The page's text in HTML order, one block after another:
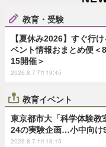
教育・受験
【夏休み2026】すぐ行け
ベント情報おまとめ便＜
15開催＞
2026.8.7 Fri 19:45
教育イベント
東京都市大「科学体験教
24の実験企画…小中向け
2026.8.7 Fri 18:15